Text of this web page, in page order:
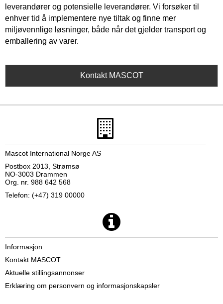
leverandører og potensielle leverandører. Vi forsøker til
enhver tid å implementere nye tiltak og finne mer
miljøvennlige løsninger, både når det gjelder transport og
emballering av varer.
Kontakt MASCOT
Mascot International Norge AS
Postbox 2013, Strømsø
NO-3003 Drammen
Org. nr. 988 642 568
Telefon: (+47) 319 00000
Informasjon
Kontakt MASCOT
Aktuelle stillingsannonser
Erklæring om personvern og informasjonskapsler